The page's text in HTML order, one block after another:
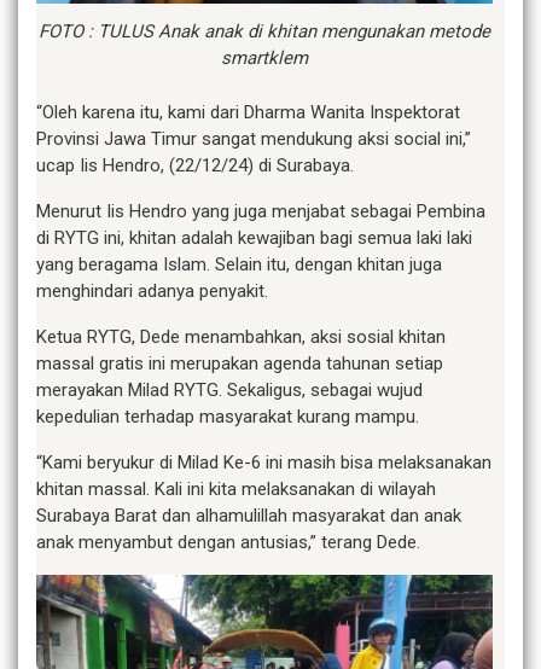
FOTO : TULUS Anak anak di khitan mengunakan metode
smartklem
“Oleh karena itu, kami dari Dharma Wanita Inspektorat
Provinsi Jawa Timur sangat mendukung aksi social ini,”
ucap Iis Hendro, (22/12/24) di Surabaya.
Menurut Iis Hendro yang juga menjabat sebagai Pembina
di RYTG ini, khitan adalah kewajiban bagi semua laki laki
yang beragama Islam. Selain itu, dengan khitan juga
menghindari adanya penyakit.
Ketua RYTG, Dede menambahkan, aksi sosial khitan
massal gratis ini merupakan agenda tahunan setiap
merayakan Milad RYTG. Sekaligus, sebagai wujud
kepedulian terhadap masyarakat kurang mampu.
“Kami beryukur di Milad Ke-6 ini masih bisa melaksanakan
khitan massal. Kali ini kita melaksanakan di wilayah
Surabaya Barat dan alhamulillah masyarakat dan anak
anak menyambut dengan antusias,” terang Dede.